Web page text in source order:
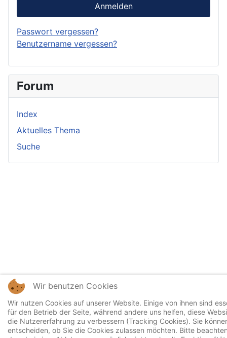
Anmelden
Passwort vergessen?
Benutzername vergessen?
Forum
Index
Aktuelles Thema
Suche
Wir benutzen Cookies
Wir nutzen Cookies auf unserer Website. Einige von ihnen sind
für den Betrieb der Seite, während andere uns helfen, diese
die Nutzererfahrung zu verbessern (Tracking Cookies). Sie
entscheiden, ob Sie die Cookies zulassen möchten. Bitte